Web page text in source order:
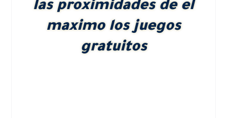
las proximidades de el
maximo los juegos
gratuitos